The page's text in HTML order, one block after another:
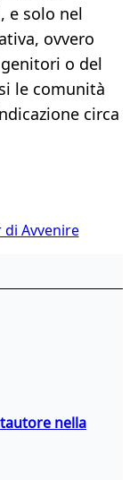
e solo nel
ovvero
o del
le comunità
circa
di Avvenire
nella